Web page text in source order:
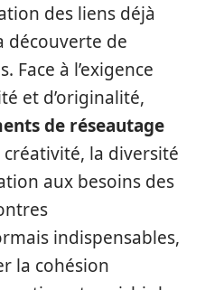
des liens déjà
découverte de
Face à l’exigence
et d’originalité,
de réseautage
la diversité
aux besoins des
indispensables,
la cohésion